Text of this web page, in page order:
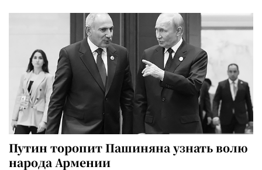
Путин торопит Пашиняна узнать волю
народа Армении